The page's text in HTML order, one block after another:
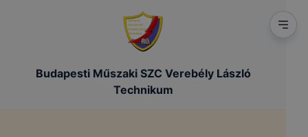
Budapesti Műszaki SZC Verebély László
Technikum